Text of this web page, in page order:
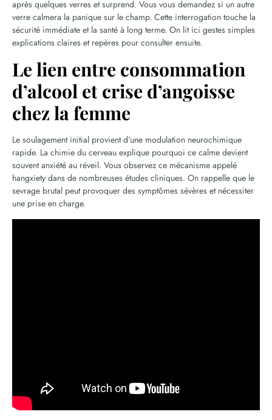
après quelques verres et surprend. Vous vous demandez si un autre
verre calmera la panique sur le champ. Cette interrogation touche la
sécurité immédiate et la santé à long terme. On lit ici gestes simples
explications claires et repères pour consulter ensuite.
Le lien entre consommation
d’alcool et crise d’angoisse
chez la femme
Le soulagement initial provient d’une modulation neurochimique
rapide. La chimie du cerveau explique pourquoi ce calme devient
souvent anxiété au réveil. Vous observez ce mécanisme appelé
hangxiety dans de nombreuses études cliniques. On rappelle que le
sevrage brutal peut provoquer des symptômes sévères et nécessiter
une prise en charge.